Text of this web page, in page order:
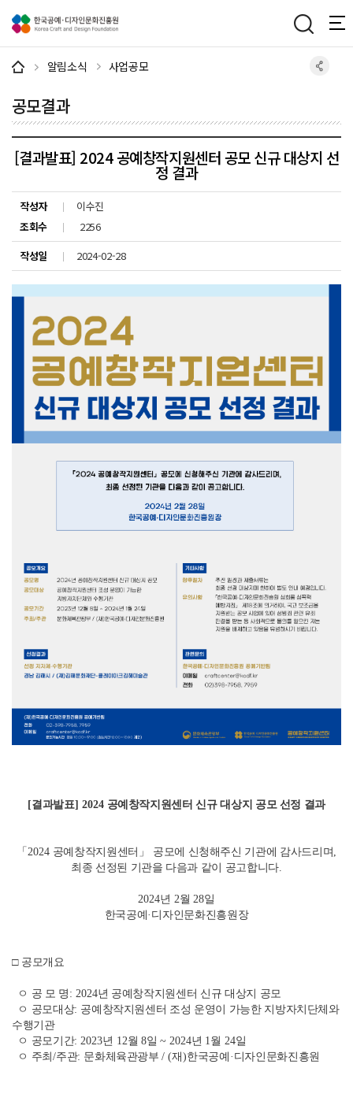
알림소식 사업공모
공모결과
[결과발표] 2024 공예창작지원센터 공모 신규 대상지 선
정 결과
작성자
이수진
조회수
2256
작성일
2024-02-28
[결과발표] 2024 공예창작지원센터 신규 대상지 공모 선정 결과
「 2024 공예창작지원센터 」 공모에 신청해주신 기관에 감사드리며 ,
최종 선정된 기관을 다음과 같이 공고합니다.
2024년 2월 28일
한국공예 · 디자인문화진흥원장
□ 공모개요
ㅇ 공 모 명 : 2024년 공예창작지원센터 신규 대상지 공모
ㅇ 공모대상: 공예창작지원센터 조성 운영이 가능한 지방자치단체와
수행기관
ㅇ 공모기간: 2023년 12월 8일~ 2024년 1월 24일
ㅇ 주최 /주관: 문화체육관광부/ (재)한국공예 · 디자인문화진흥원